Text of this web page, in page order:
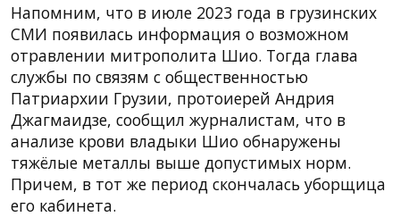
Напомним, что в июле 2023 года в грузинских
СМИ появилась информация о возможном
отравлении митрополита Шио. Тогда глава
службы по связям с общественностью
Патриархии Грузии, протоиерей Андрия
Джагмаидзе, сообщил журналистам, что в
анализе крови владыки Шио обнаружены
тяжёлые металлы выше допустимых норм.
Причем, в тот же период скончалась уборщица
его кабинета.